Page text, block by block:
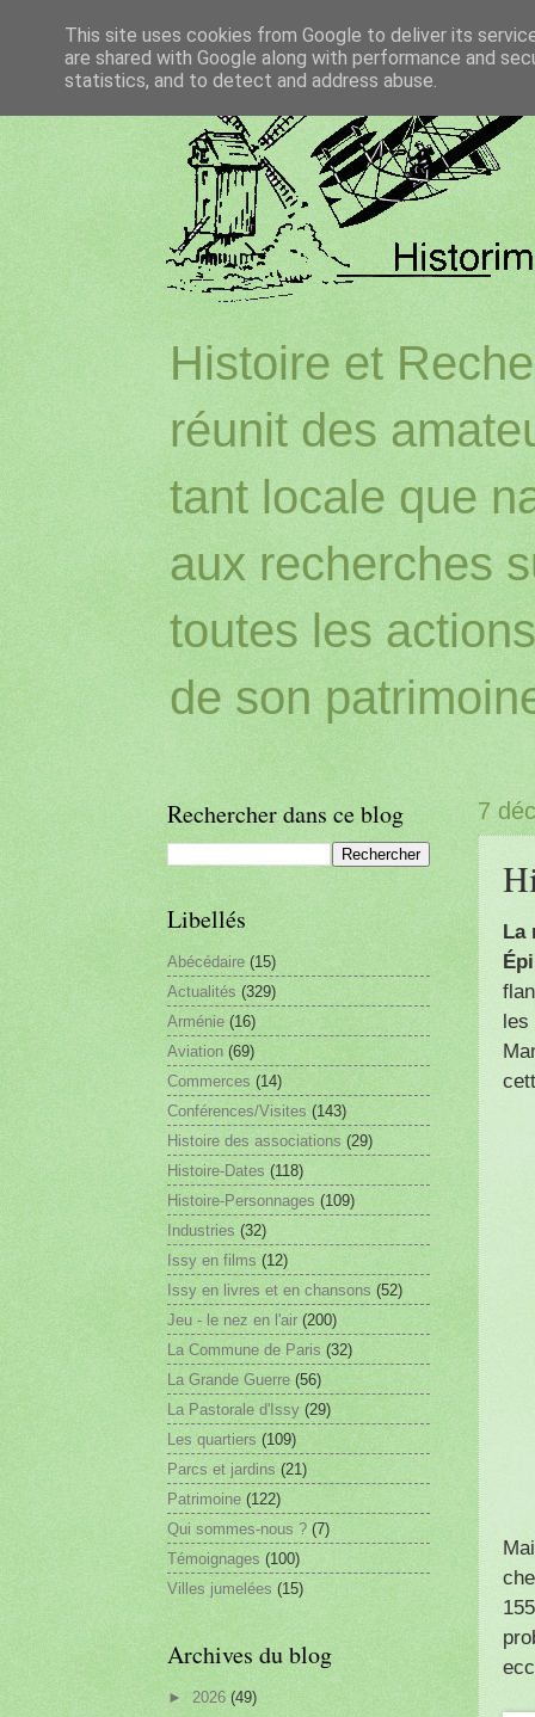
Histoire et
réunit des
tant locale que
aux recherches
toutes les
de son
7
La
les
Rechercher dans ce blog
Libellés
Abécédaire (15)
Actualités (329)
Arménie (16)
Aviation (69)
Commerces (14)
Conférences/Visites (143)
Histoire des associations (29)
Histoire-Dates (118)
Histoire-Personnages (109)
Industries (32)
Issy en films (12)
Issy en livres et en chansons (52)
Jeu - le nez en l'air (200)
La Commune de Paris (32)
La Grande Guerre (56)
La Pastorale d'Issy (29)
Les quartiers (109)
Parcs et jardins (21)
Patrimoine (122)
Qui sommes-nous ? (7)
Témoignages (100)
Villes jumelées (15)
Archives du blog
► 2026 (49)
This site uses cookies from Google to deliver its
are shared with Google along with performance and
statistics, and to detect and address abuse.